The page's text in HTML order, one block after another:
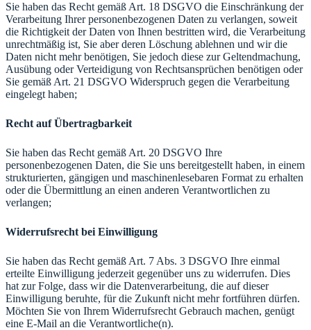
Sie haben das Recht gemäß Art. 18 DSGVO die Einschränkung der
Verarbeitung Ihrer personenbezogenen Daten zu verlangen, soweit
die Richtigkeit der Daten von Ihnen bestritten wird, die Verarbeitung
unrechtmäßig ist, Sie aber deren Löschung ablehnen und wir die
Daten nicht mehr benötigen, Sie jedoch diese zur Geltendmachung,
Ausübung oder Verteidigung von Rechtsansprüchen benötigen oder
Sie gemäß Art. 21 DSGVO Widerspruch gegen die Verarbeitung
eingelegt haben;
Recht auf Übertragbarkeit
Sie haben das Recht gemäß Art. 20 DSGVO Ihre
personenbezogenen Daten, die Sie uns bereitgestellt haben, in einem
strukturierten, gängigen und maschinenlesebaren Format zu erhalten
oder die Übermittlung an einen anderen Verantwortlichen zu
verlangen;
Widerrufsrecht bei Einwilligung
Sie haben das Recht gemäß Art. 7 Abs. 3 DSGVO Ihre einmal
erteilte Einwilligung jederzeit gegenüber uns zu widerrufen. Dies
hat zur Folge, dass wir die Datenverarbeitung, die auf dieser
Einwilligung beruhte, für die Zukunft nicht mehr fortführen dürfen.
Möchten Sie von Ihrem Widerrufsrecht Gebrauch machen, genügt
eine E-Mail an die Verantwortliche(n).